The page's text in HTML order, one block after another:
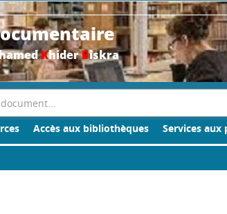
KhiderBiskra
Accès aux bibliothèques Services aux